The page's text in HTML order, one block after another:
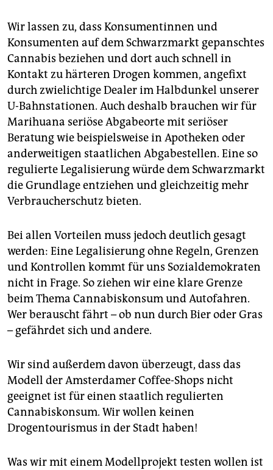
Wir lassen zu, dass Konsumentinnen und
Konsumenten auf dem Schwarzmarkt gepanschtes
Cannabis beziehen und dort auch schnell in
Kontakt zu härteren Drogen kommen, angefixt
durch zwielichtige Dealer im Halbdunkel unserer
U-Bahnstationen. Auch deshalb brauchen wir für
Marihuana seriöse Abgabeorte mit seriöser
Beratung wie beispielsweise in Apotheken oder
anderweitigen staatlichen Abgabestellen. Eine so
regulierte Legalisierung würde dem Schwarzmarkt
die Grundlage entziehen und gleichzeitig mehr
Verbraucherschutz bieten.
Bei allen Vorteilen muss jedoch deutlich gesagt
werden: Eine Legalisierung ohne Regeln, Grenzen
und Kontrollen kommt für uns Sozialdemokraten
nicht in Frage. So ziehen wir eine klare Grenze
beim Thema Cannabiskonsum und Autofahren.
Wer berauscht fährt – ob nun durch Bier oder Gras
– gefährdet sich und andere.
Wir sind außerdem davon überzeugt, dass das
Modell der Amsterdamer Coffee-Shops nicht
geeignet ist für einen staatlich regulierten
Cannabiskonsum. Wir wollen keinen
Drogentourismus in der Stadt haben!
Was wir mit einem Modellprojekt testen wollen ist